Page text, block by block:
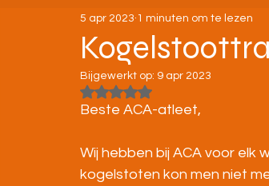
STRATENLOPEN JEUGD/
KAMPIOENSCHAPPEN
5 apr 2023 1 minuten om te lezen
Bijgewerkt op: 9 apr 2023
Beoordeeld met NaN uit 5
Beste ACA-atleet,
Wij hebben bij ACA voor elk
kogelstoten kon men niet